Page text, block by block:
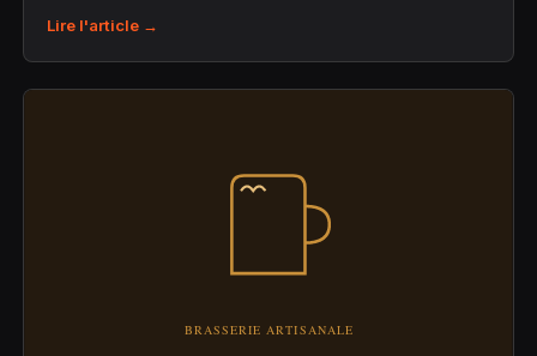
Lire l'article →